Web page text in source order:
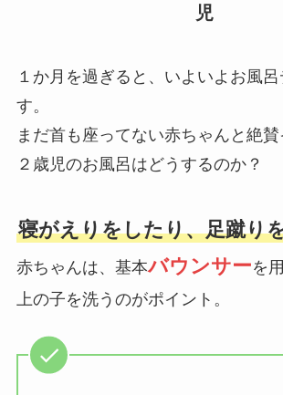
児
１か月を過ぎると、いよいよお風
す。
まだ首も座ってない赤ちゃんと絶
２歳児のお風呂はどうするのか？
寝がえりをしたり、足蹴り
赤ちゃんは、基本バウンサーを
上の子を洗うのがポイント。